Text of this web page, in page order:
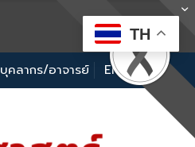
บุคลากร/อาจารย์ EN
TH